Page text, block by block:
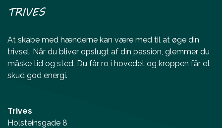
TRIVES
At skabe med hænderne kan være med til at øge din
trivsel. Når du bliver opslugt af din passion, glemmer du
måske tid og sted. Du får ro i hovedet og kroppen får et
skud god energi.
Trives
Holsteinsgade 8